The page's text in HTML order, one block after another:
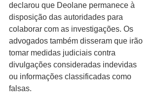
declarou que Deolane permanece à
disposição das autoridades para
colaborar com as investigações. Os
advogados também disseram que irão
tomar medidas judiciais contra
divulgações consideradas indevidas
ou informações classificadas como
falsas.